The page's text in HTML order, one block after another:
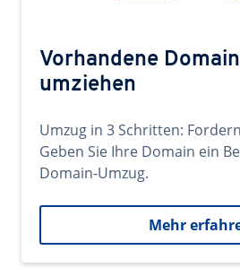
Vorhandene
umziehen
Umzug in 3 Schritten:
Geben Sie Ihre Domain ein
Domain-Umzug.
Mehr